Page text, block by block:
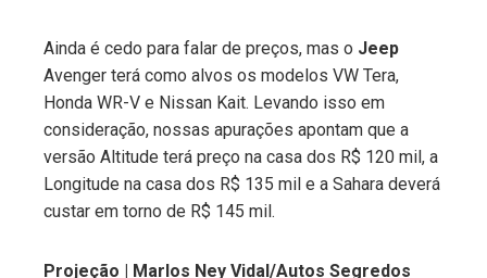
Ainda é cedo para falar de preços, mas o Jeep
Avenger terá como alvos os modelos VW Tera,
Honda WR-V e Nissan Kait. Levando isso em
consideração, nossas apurações apontam que a
versão Altitude terá preço na casa dos R$ 120 mil, a
Longitude na casa dos R$ 135 mil e a Sahara deverá
custar em torno de R$ 145 mil.
Projeção | Marlos Ney Vidal/Autos Segredos